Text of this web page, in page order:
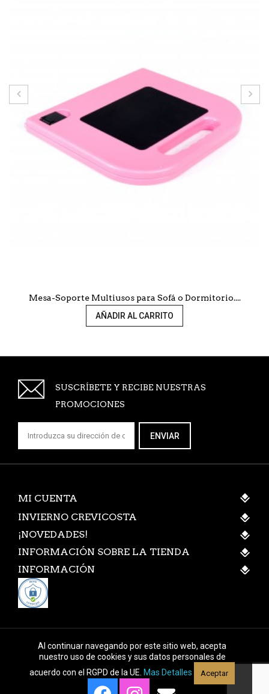
Mesa-Soporte Multiusos para Sofá o Dormitorio....
AÑADIR AL CARRITO
SUSCRÍBETE Y RECIBE NUESTRAS
PROMOCIONES
ENVIAR
MI CUENTA
INVIERNO CREVICOSTA
¡NOVEDADES!
INFORMACIÓN SOBRE LA TIENDA
Al continuar navegando por este sitio web, acepta
nuestro uso de cookies y sus datos personales de
acuerdo con el RGPD de la UE. Mas Detalles Aceptar
INFORMACIÓN